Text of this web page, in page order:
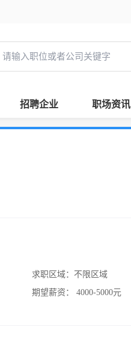
招聘企业 职场资讯
求职区域： 不限区域
期望薪资：
4000-5000元